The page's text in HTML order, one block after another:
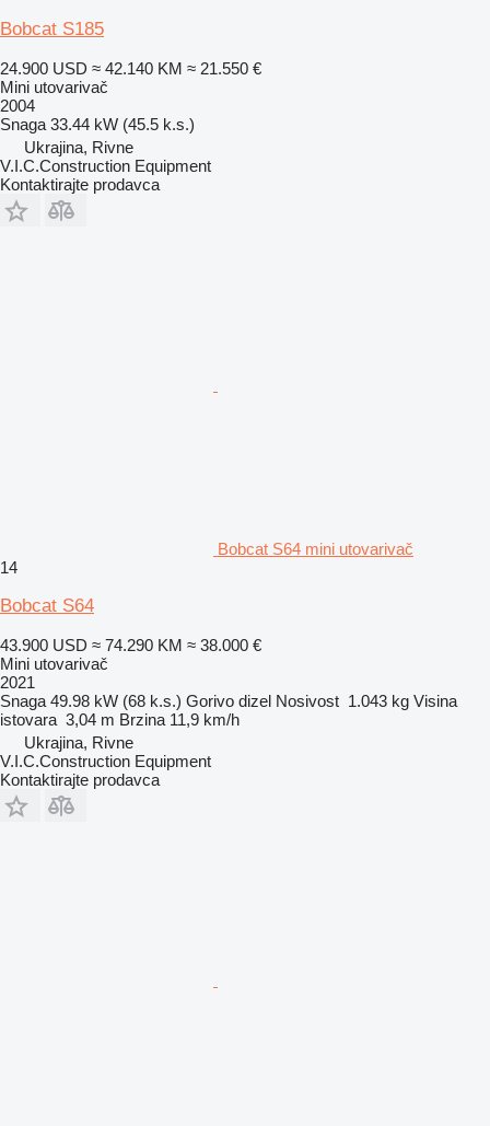
Bobcat S185
24.900 USD ≈ 42.140 KM ≈ 21.550 €
Mini utovarivač
2004
Snaga 33.44 kW (45.5 k.s.)
Ukrajina, Rivne
V.I.C.Construction Equipment
Kontaktirajte prodavca
Bobcat S64 mini utovarivač
14
Bobcat S64
43.900 USD ≈ 74.290 KM ≈ 38.000 €
Mini utovarivač
2021
Snaga 49.98 kW (68 k.s.) Gorivo dizel Nosivost 1.043 kg Visina
istovara 3,04 m Brzina 11,9 km/h
Ukrajina, Rivne
V.I.C.Construction Equipment
Kontaktirajte prodavca